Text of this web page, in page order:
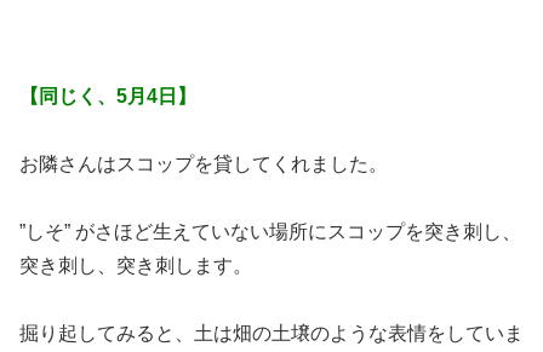
【同じく、5月4日】
お隣さんはスコップを貸してくれました。
”しそ” がさほど生えていない場所にスコップを突き刺し、
突き刺し、突き刺します。
掘り起してみると、土は畑の土壌のような表情をしていま